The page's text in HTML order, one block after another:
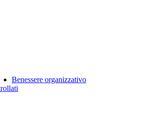
Benessere organizzativo